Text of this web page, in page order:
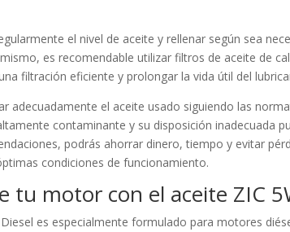
el nivel de aceite y rellenar según sea
es recomendable utilizar filtros de aceite de
filtración eficiente y prolongar la vida útil del
adecuadamente el aceite usado siguiendo las
contaminante y su disposición inadecuada
podrás ahorrar dinero, tiempo y evitar
condiciones de funcionamiento.
tu motor con el aceite ZIC
es especialmente formulado para motores